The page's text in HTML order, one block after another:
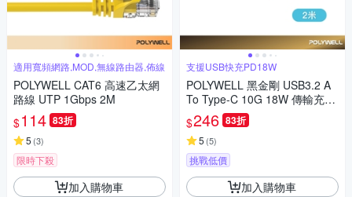
適用寬頻網路,MOD,無線路由器,佈線
POLYWELL CAT6 高速乙太網
路線 UTP 1Gbps 2M
$114 83折
5 (3)
限時下殺
加入購物車
支援USB快充PD18W
POLYWELL 黑金剛 USB3.2 A
To Type-C 10G 18W 傳輸充電
線 /2米
$246 83折
5 (5)
挑戰低價
加入購物車